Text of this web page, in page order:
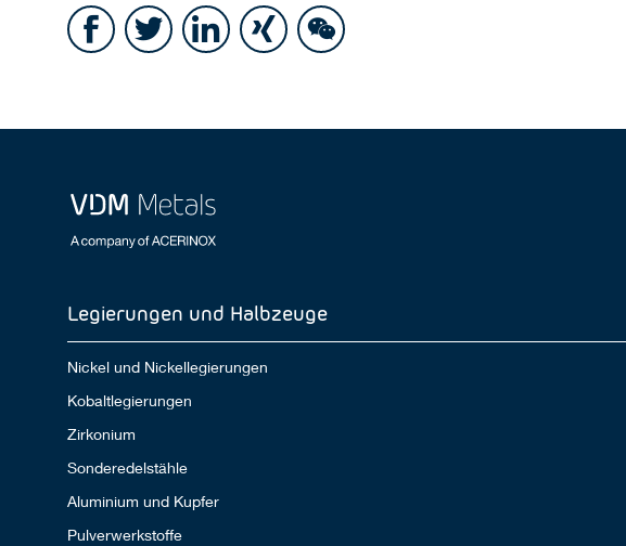
Legierungen und Halbzeuge
Nickel und Nickellegierungen
Kobaltlegierungen
Zirkonium
Sonderedelstähle
Aluminium und Kupfer
Pulverwerkstoffe